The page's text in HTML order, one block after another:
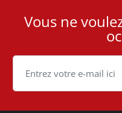
User
Cookie
Vous ne